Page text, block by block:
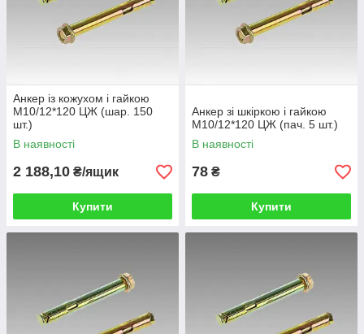
Анкер із кожухом і гайкою
М10/12*120 ЦЖ (шар. 150
шт.)
В наявності
2 188,10 ₴/ящик
Купити
Анкер зі шкіркою і гайкою
М10/12*120 ЦЖ (пач. 5 шт.)
В наявності
78 ₴
Купити